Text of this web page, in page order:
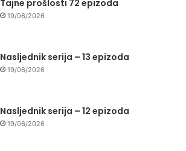
Tajne prošlosti 72 epizoda
19/06/2026
Nasljednik serija – 13 epizoda
19/06/2026
Nasljednik serija – 12 epizoda
19/06/2026